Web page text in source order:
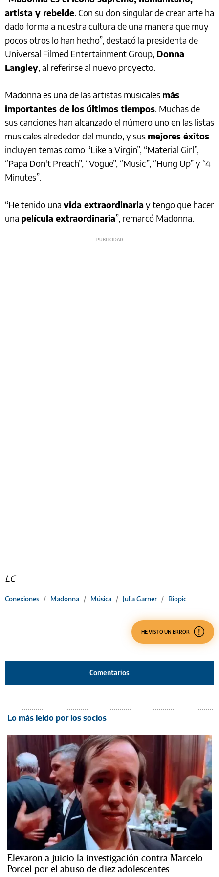
artista y rebelde. Con su don singular de crear arte ha
dado forma a nuestra cultura de una manera que muy
pocos otros lo han hecho”, destacó la presidenta de
Universal Filmed Entertainment Group, Donna
Langley, al referirse al nuevo proyecto.
Madonna es una de las artistas musicales más
importantes de los últimos tiempos. Muchas de
sus canciones han alcanzado el número uno en las listas
musicales alrededor del mundo, y sus mejores éxitos
incluyen temas como “Like a Virgin”, “Material Girl”,
“Papa Don't Preach”, “Vogue”, “Music”, “Hung Up” y “4
Minutes”.
“He tenido una vida extraordinaria y tengo que hacer
una película extraordinaria”, remarcó Madonna.
LC
Conexiones / Madonna / Música / Julia Garner / Biopic
HE VISTO UN ERROR
Comentarios
Lo más leído por los socios
Elevaron a juicio la investigación contra Marcelo
Porcel por el abuso de diez adolescentes